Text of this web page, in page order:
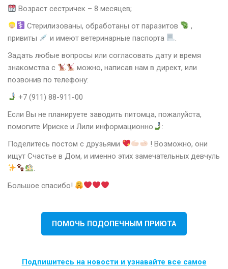
Возраст сестричек – 8 месяцев;
Стерилизованы, обработаны от паразитов
,
привиты
и имеют ветеринарные паспорта
.
Задать любые вопросы или согласовать дату и время
знакомства с
можно, написав нам в директ, или
позвонив по телефону:
+7 (911) 88-911-00
Если Вы не планируете заводить питомца, пожалуйста,
помогите Ириске и Лили информационно
:
Поделитесь постом с друзьями
! Возможно, они
ищут Счастье в Дом, и именно этих замечательных девчуль
.
Большое спасибо!
ПОМОЧЬ ПОДОПЕЧНЫМ ПРИЮТА
Подпишитесь на новости и узнавайте все самое